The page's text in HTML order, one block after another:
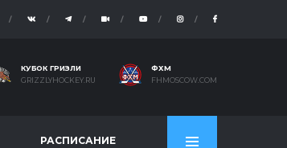
КУБОК ГРИЗЛИ
GRIZZLYHOCKEY.RU
ФХМ
FHMOSCOW.COM
РАСПИСАНИЕ